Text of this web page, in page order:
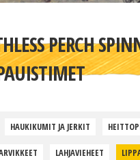
PERCH
HAUKIKUMIT JA JERKIT
LAHJAVIEHEET